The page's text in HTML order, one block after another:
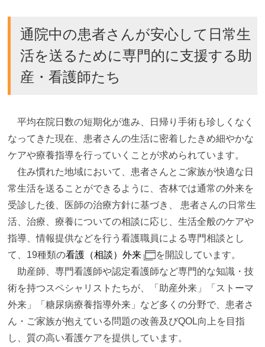
通院中の患者さんが安心して日常生
活を送るために専門的に支援する助
産・看護師たち
平均在院日数の短期化が進み、日帰り手術も珍しくなく
なってきた現在、患者さんの生活に密着したきめ細やかな
ケアや療養指導を行っていくことが求められています。
住み慣れた地域において、患者さんとご家族が快適な日
常生活を送ることができるように、杏林では通常の外来を
受診した後、医師の治療方針に基づき、 患者さんの日常生
活、治療、療養についての相談に応じ、生活全般のケアや
指導、情報提供などを行う看護職員による専門相談とし
て、19種類の看護（相談）外来
を開設しています。
助産師、専門看護師や認定看護師など専門的な知識・技
術を持つスペシャリストたちが、「助産外来」「ストーマ
外来」「糖尿病療養指導外来」など多くの分野で、患者さ
ん・ご家族が抱えている問題の改善及びQOL向上を目指
し、質の高い看護ケアを提供しています。